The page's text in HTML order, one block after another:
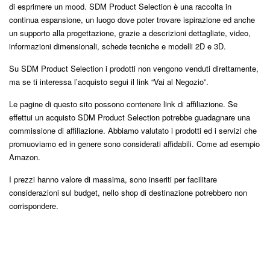
di esprimere un mood. SDM Product Selection è una raccolta in
continua espansione, un luogo dove poter trovare ispirazione ed anche
un supporto alla progettazione, grazie a descrizioni dettagliate, video,
informazioni dimensionali, schede tecniche e modelli 2D e 3D.
Su SDM Product Selection i prodotti non vengono venduti direttamente,
ma se ti interessa l’acquisto segui il link “Vai al Negozio”.
Le pagine di questo sito possono contenere link di affiliazione. Se
effettui un acquisto SDM Product Selection potrebbe guadagnare una
commissione di affiliazione. Abbiamo valutato i prodotti ed i servizi che
promuoviamo ed in genere sono considerati affidabili. Come ad esempio
Amazon.
I prezzi hanno valore di massima, sono inseriti per facilitare
considerazioni sul budget, nello shop di destinazione potrebbero non
corrispondere.